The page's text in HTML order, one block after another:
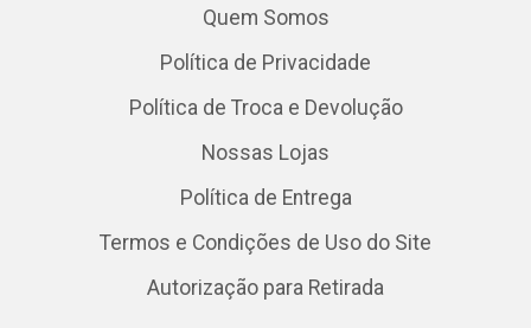
Quem Somos
Política de Privacidade
Política de Troca e Devolução
Nossas Lojas
Política de Entrega
Termos e Condições de Uso do Site
Autorização para Retirada